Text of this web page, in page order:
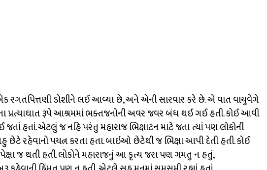
રગતપિત્તણી ડોશીને લઈ આવ્યા છે, અને એની સારવાર કરે છે. એ વાત વાયુવેગે
પ્રત્યાઘાત રૂપે આશ્રમમાં ભક્તજનોની અવર જવર બંધ થઈ ગઈ હતી. કોઈ આવી
હતાં. એટલું જ નહિ પરંતુ મહારાજ ભિક્ષાટન માટે જતા ત્યાં પણ લોકોની
છેટે રહેવાનો પયત્ન કરતા હતા. બાઇઓ છેટેથી જ ભિક્ષા આપી દેતી હતી. કોઈ
જ થતી હતી. લોકોને મહારાજનું આ કૃત્ય જરા પણ ગમતુ ન હતું,